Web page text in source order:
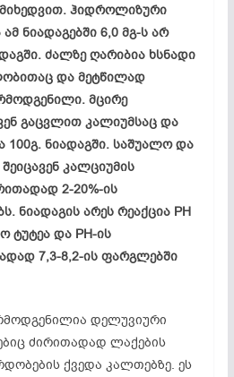
მიხედვით. ჰიდროლიზური
ნიადაგებში 6,0 მგ-ს არ
ძალზე ღარიბია ხსნადი
და მეტწილად
მცირე
გაცვლით კალიუმსაც და
100გ. ნიადაგში. საშუალო და
კალციუმის
2-20%-ის
ნიადაგის არეს რეაქცია PH
ტუტეა და PH-ის
7,3-8,2-ის ფარგლებში
დელუვიური
ძირითადად ლაქების
ქვედა კალთებზე. ეს